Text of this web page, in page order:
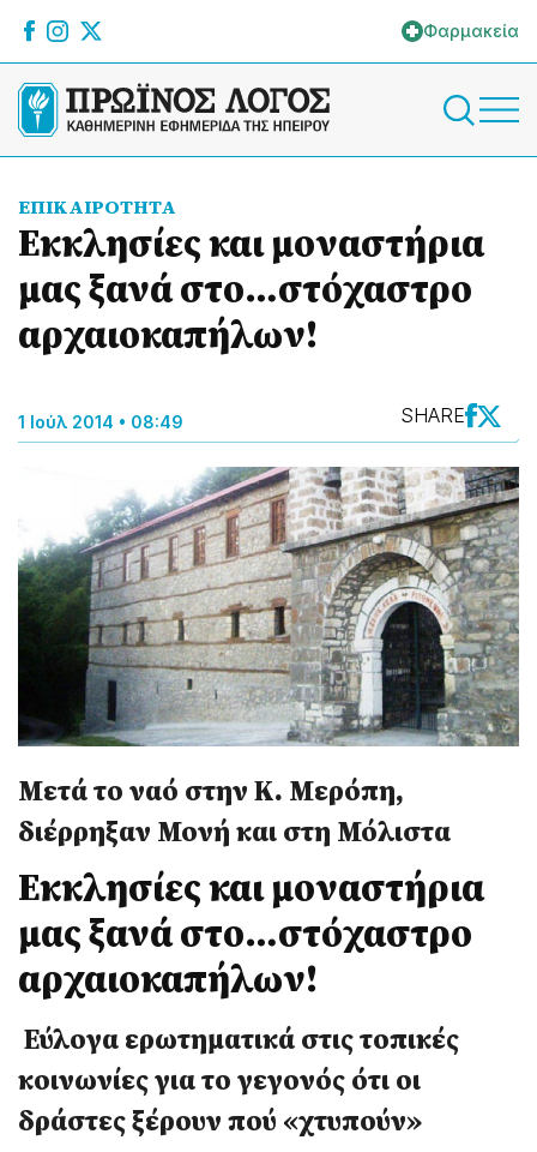
Φαρμακεία
ΕΠΙΚΑΙΡΟΤΗΤΑ
Εκκλησίες και μοναστήρια
μας ξανά στο…στόχαστρο
αρχαιοκαπήλων!
1 Ιούλ 2014 • 08:49 SHARE
Μετά το ναό στην Κ. Μερόπη,
διέρρηξαν Μονή και στη Μόλιστα
Εκκλησίες και μοναστήρια
μας ξανά στο…στόχαστρο
αρχαιοκαπήλων!
Εύλογα ερωτηματικά στις τοπικές
κοινωνίες για το γεγονός ότι οι
δράστες ξέρουν πού «χτυπούν»